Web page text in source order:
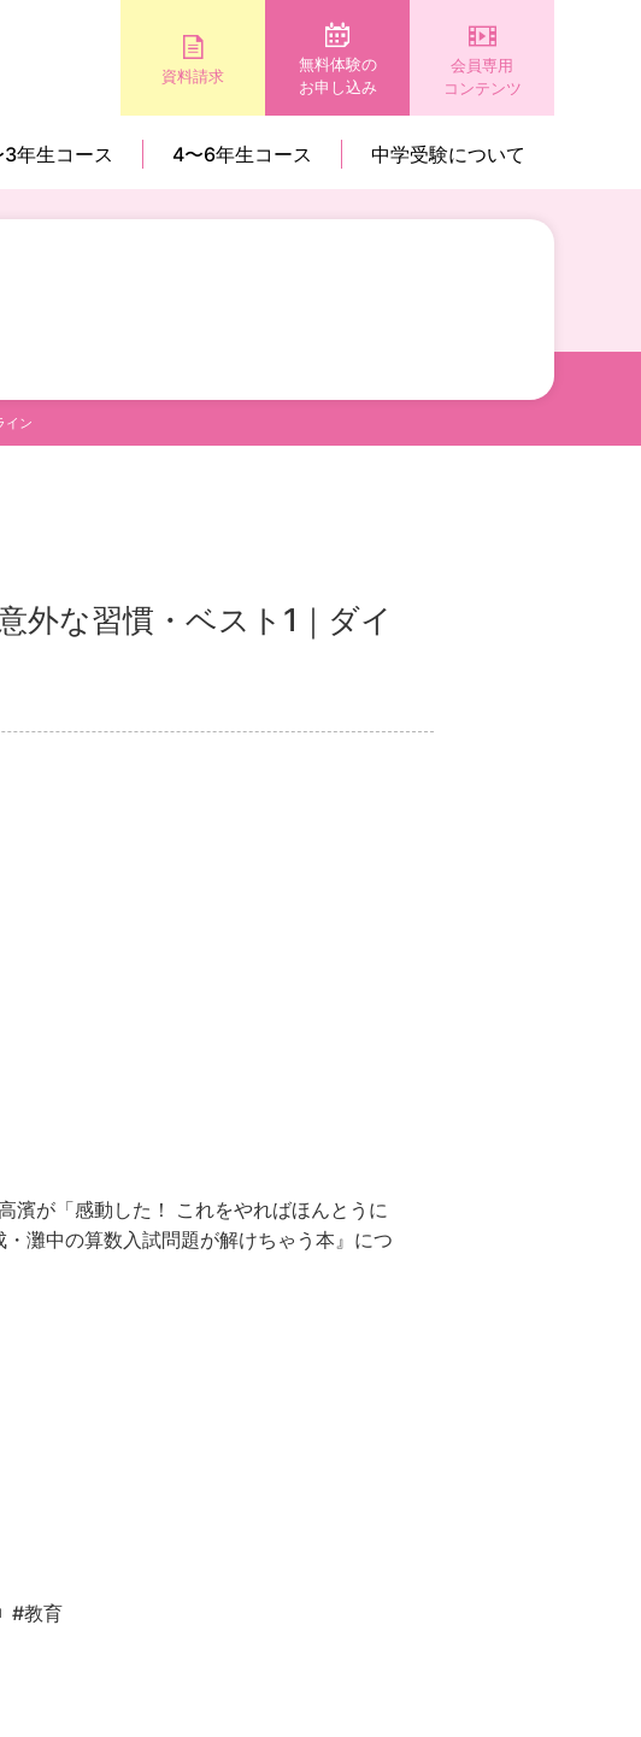
資料請求
無料体験の
お申し込み
会員専用
コンテンツ
3年生コース 4〜6年生コース 中学受験について
イン
外な習慣・ベスト1｜ダイ
濱が「感動した！ これをやればほんとうに
灘中の算数入試問題が解けちゃう本』につ
#教育